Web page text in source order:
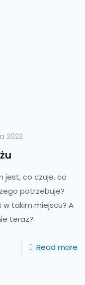
2022
jest, co czuje, co
potrzebuje?
w takim miejscu? A
teraz?
Read more